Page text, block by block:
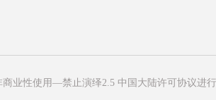
业性使用—禁止演绎2.5 中国大陆许可协议进行